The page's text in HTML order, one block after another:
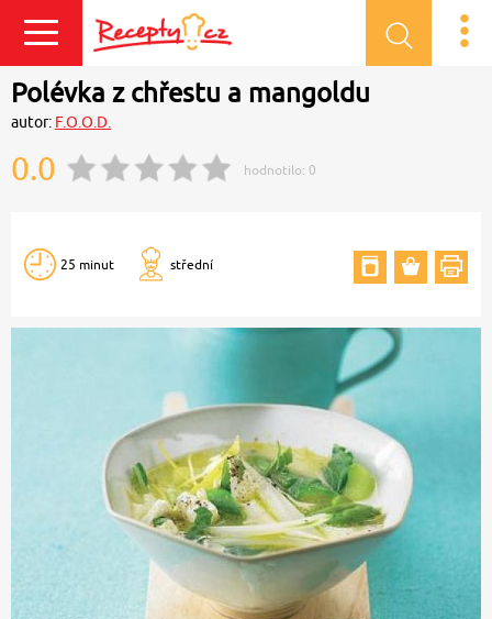
Přihlásit se
Polévka z chřestu a mangoldu
autor: F.O.O.D.
0.0 hodnotilo: 0
25 minut střední